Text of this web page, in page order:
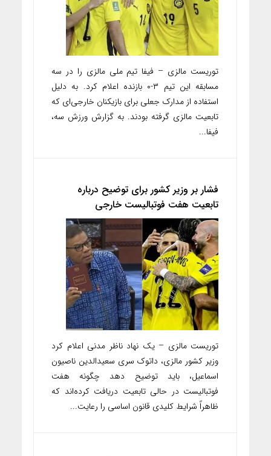
توریست مالزی – فیفا تیم ملی مالزی را در سه
مسابقه این تیم ۳-۰ بازنده اعلام کرد. به دلیل
استفاده از مدارک جعلی برای بازیکنان خارجی‌ای که
تابعیت مالزی گرفته بودند. به گزارش ورزش سه،
فیفا...
فشار بر وزیر کشور برای توضیح درباره
تابعیت هفت فوتبالیست خارجی
توریست مالزی – یک نهاد ناظر مدنی اعلام کرد
وزیر کشور مالزی، داتوک سری سعیدالدین ناصیون
اسماعیل، باید توضیح دهد چگونه هفت
فوتبالیست در حالی تابعیت دریافت کرده‌اند که
ظاهراً شرایط کلیدی قانون اساسی را رعایت...